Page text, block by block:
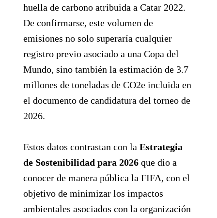
huella de carbono atribuida a Catar 2022.
De confirmarse, este volumen de
emisiones no solo superaría cualquier
registro previo asociado a una Copa del
Mundo, sino también la estimación de 3.7
millones de toneladas de CO2e incluida en
el documento de candidatura del torneo de
2026.
Estos datos contrastan con la Estrategia
de Sostenibilidad para 2026 que dio a
conocer de manera pública la FIFA, con el
objetivo de minimizar los impactos
ambientales asociados con la organización